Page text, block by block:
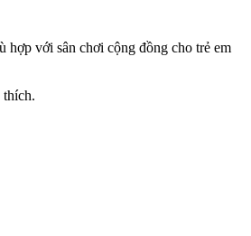
với sân chơi cộng đồng cho trẻ em